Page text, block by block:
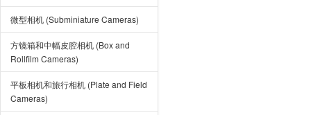
微型相机 (Subminiature Cameras)
方镜箱和中幅皮腔相机 (Box and
Rollfilm Cameras)
平板相机和旅行相机 (Plate and Field
Cameras)